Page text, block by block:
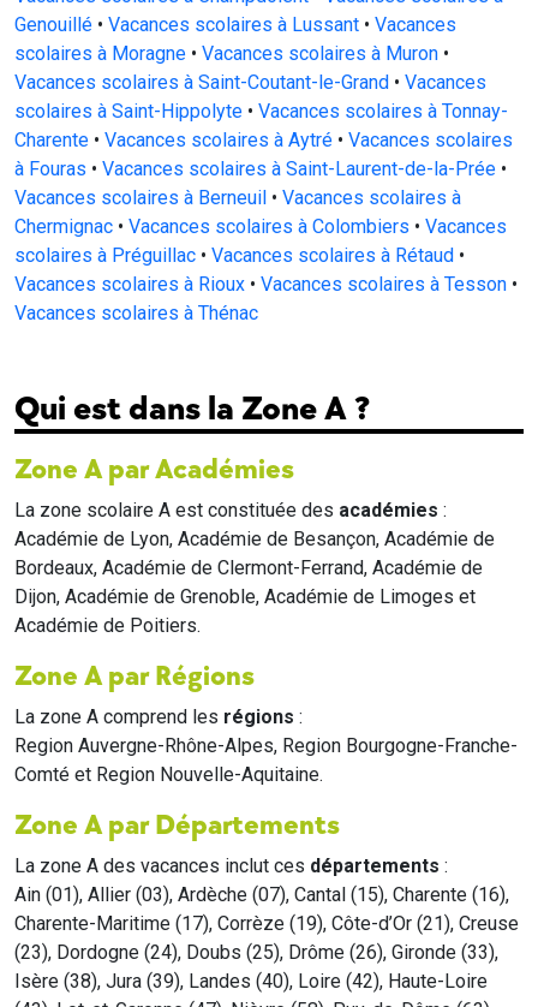
Genouillé • Vacances scolaires à Lussant • Vacances
scolaires à Moragne • Vacances scolaires à Muron •
Vacances scolaires à Saint-Coutant-le-Grand • Vacances
scolaires à Saint-Hippolyte • Vacances scolaires à Tonnay-
Charente • Vacances scolaires à Aytré • Vacances scolaires
à Fouras • Vacances scolaires à Saint-Laurent-de-la-Prée •
Vacances scolaires à Berneuil • Vacances scolaires à
Chermignac • Vacances scolaires à Colombiers • Vacances
scolaires à Préguillac • Vacances scolaires à Rétaud •
Vacances scolaires à Rioux • Vacances scolaires à Tesson •
Vacances scolaires à Thénac
Qui est dans la Zone A ?
Zone A par Académies
La zone scolaire A est constituée des académies :
Académie de Lyon, Académie de Besançon, Académie de
Bordeaux, Académie de Clermont-Ferrand, Académie de
Dijon, Académie de Grenoble, Académie de Limoges et
Académie de Poitiers.
Zone A par Régions
La zone A comprend les régions :
Region Auvergne-Rhône-Alpes, Region Bourgogne-Franche-
Comté et Region Nouvelle-Aquitaine.
Zone A par Départements
La zone A des vacances inclut ces départements :
Ain (01), Allier (03), Ardèche (07), Cantal (15), Charente (16),
Charente-Maritime (17), Corrèze (19), Côte-d’Or (21), Creuse
(23), Dordogne (24), Doubs (25), Drôme (26), Gironde (33),
Isère (38), Jura (39), Landes (40), Loire (42), Haute-Loire